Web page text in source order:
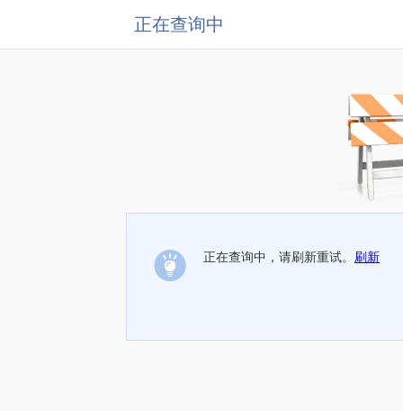
正在查询中
正在查询中，请刷新重试。 刷新